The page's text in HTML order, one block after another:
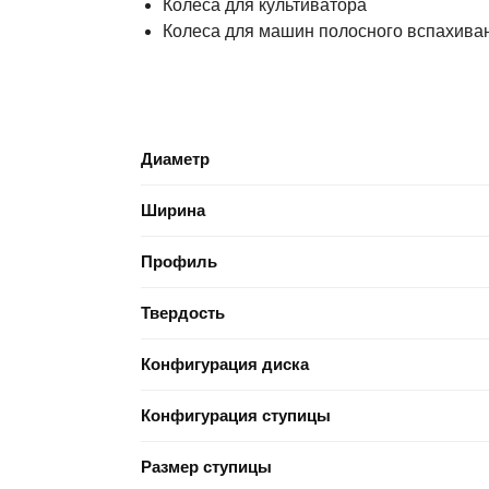
Колеса для культиватора
Колеса для машин полосного
Диаметр
Ширина
Профиль
Твердость
Конфигурация диска
Конфигурация ступицы
Размер ступицы